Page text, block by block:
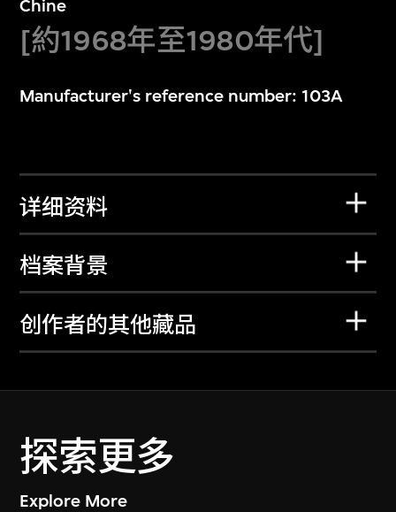
Chine
[約1968年至1980年代]
Manufacturer's reference number: 103A
详细资料
档案背景
创作者的其他藏品
探索更多
Explore More